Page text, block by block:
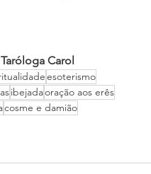
Taróloga Carol
esoterismo
ibejadaoração aos erês
cosme e damião